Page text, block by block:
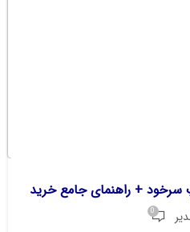
سرخود + راهنمای جامع خرید
0